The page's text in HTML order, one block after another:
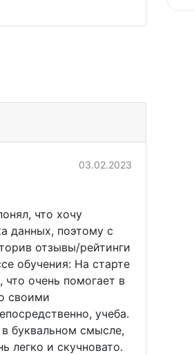
03.02.2023
что хочу
данных, поэтому с
отзывы/рейтинги
обучения: На старте
очень помогает в
своими
учеба.
буквальном смысле,
легко и скучновато.